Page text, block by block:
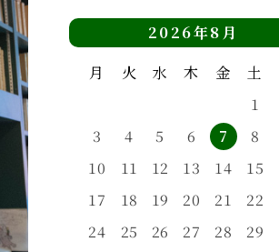
2026年8月
月
火 水 木 金 土
1
3
4 5 6 7 8
10
11 12 13 14 15
17
18 19 20 21 22
24
25 26 27 28 29